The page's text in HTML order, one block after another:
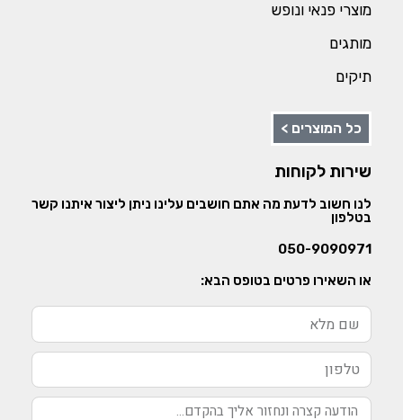
מוצרי פנאי ונופש
מותגים
תיקים
כל המוצרים >
שירות לקוחות
לנו חשוב לדעת מה אתם חושבים עלינו ניתן ליצור איתנו קשר
בטלפון
050-9090971
או השאירו פרטים בטופס הבא: